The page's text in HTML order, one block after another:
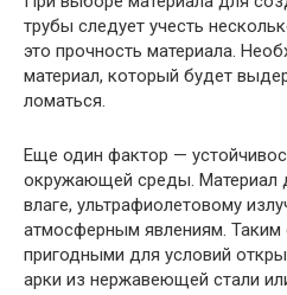
трубы следует учесть
это прочность материала.
материал, который будет
ломаться.
Еще один фактор —
окружающей среды. Материал
влаге, ультрафиолетовому
атмосферным явлениям.
пригодными для условий
арки из нержавеющей стали